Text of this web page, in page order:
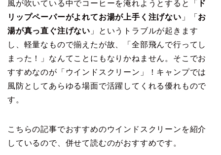
風が吹いている中でコーヒーを淹れようとすると「
ド
リップペーパーがよれてお湯が上手く注げない 」「 お
湯が真っ直ぐ注げない 」というトラブルが起きます
し、軽量なもので揃えたが故、「全部飛んで行ってし
まった！」なんてことにもなりかねません。そこでお
すすめなのが「ウインドスクリーン」！キャンプでは
風防としてあらゆる場面で活躍してくれる優れもので
す。
こちらの記事でおすすめのウインドスクリーンを紹介
しているので、併せて読むのがおすすめです。